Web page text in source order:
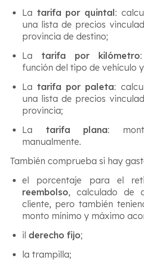
La tarifa por quintal:
una lista de precios
provincia de destino;
La tarifa por kilómetro
función del tipo de vehículo
La tarifa por paleta:
una lista de precios
provincia;
La tarifa plana:
manualmente.
También comprueba si hay
el porcentaje para el
reembolso, calculado de
cliente, pero también
monto mínimo y máximo
il derecho fijo;
la trampilla;